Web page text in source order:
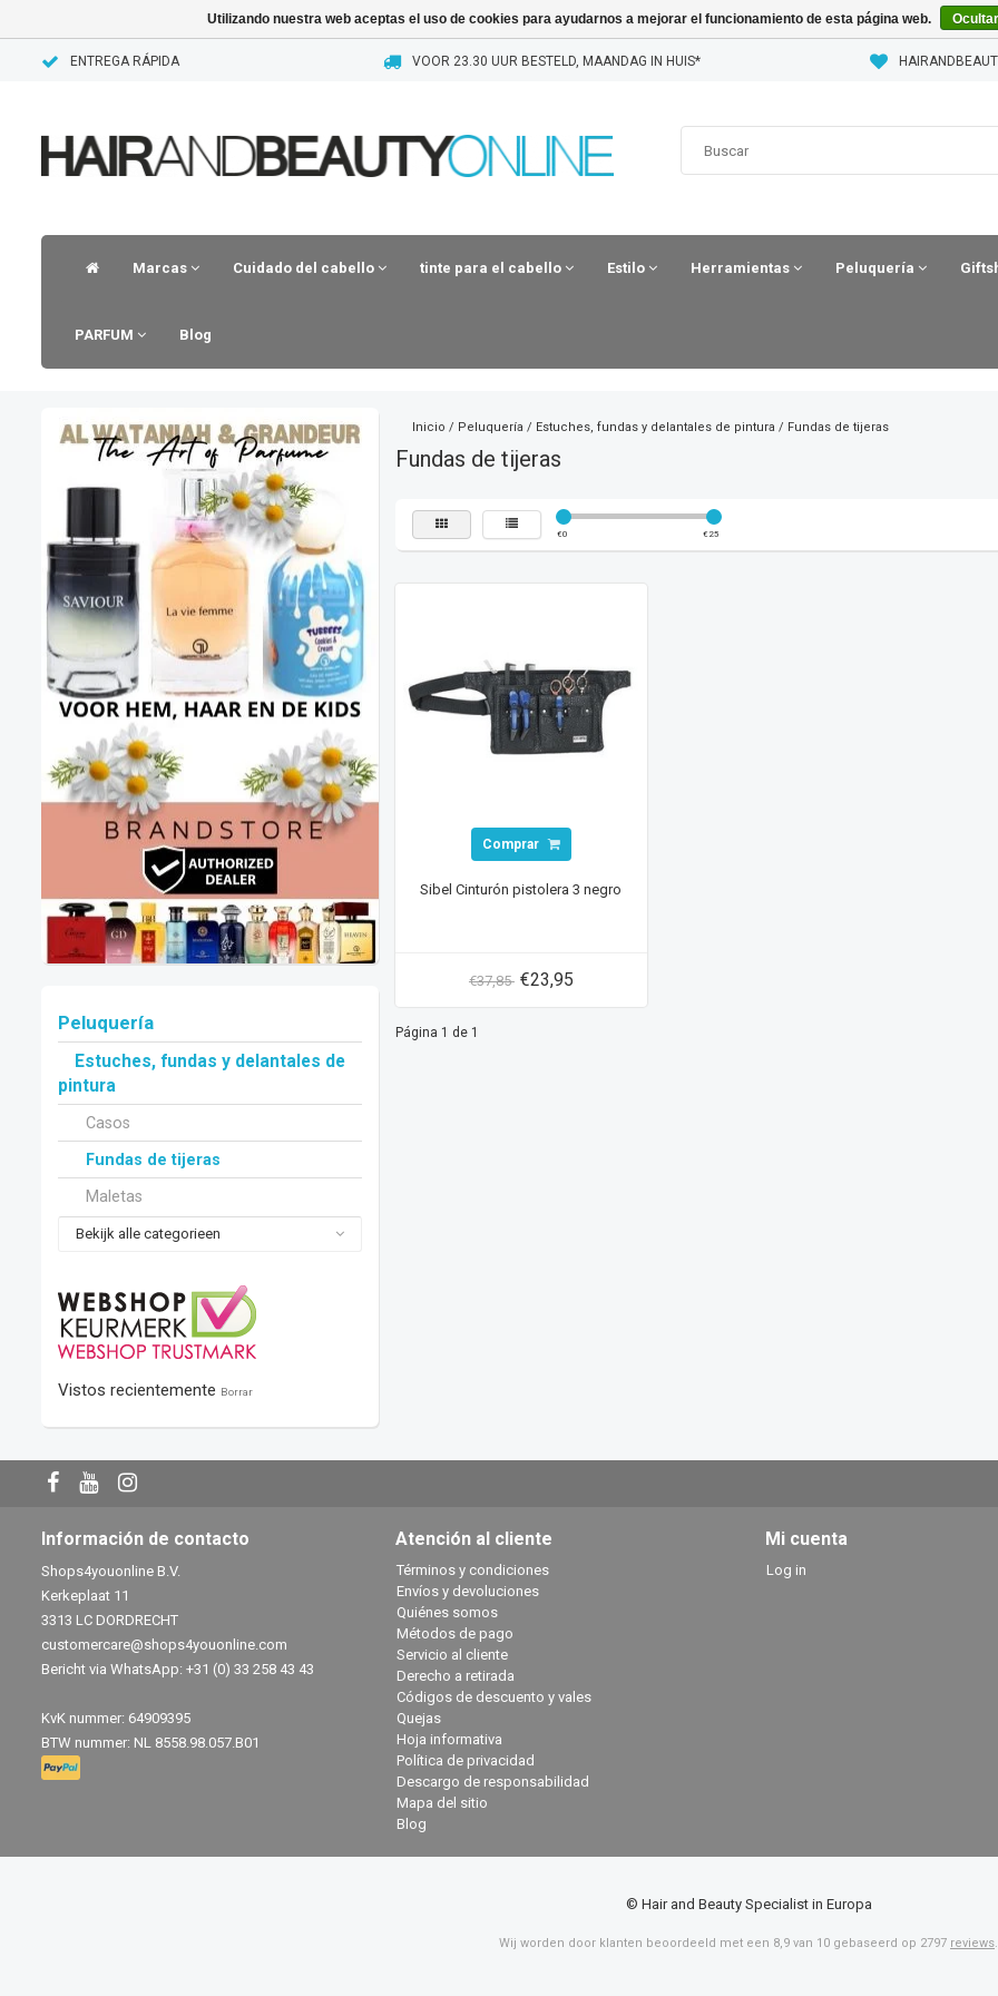
ENTREGA RÁPIDA VOOR 23.30 UUR BESTELD, MAANDAG IN HUIS*
Marcas Cuidado del cabello tinte para el cabello Estilo Herramientas Peluquería
PARFUM Blog
Peluquería
Estuches, fundas y delantales de
pintura
Casos
Fundas de tijeras
Maletas
Bekijk alle categorieen
Vistos recientemente Borrar
Inicio / Peluquería / Estuches, fundas y delantales de pintura / Fundas de tijeras
Fundas de tijeras
€0 € 25
Comprar
Sibel Cinturón pistolera 3 negro
€37,85 €23,95
Página 1 de 1
Información de contacto
Shops4youonline B.V.
Kerkeplaat 11
3313 LC DORDRECHT
customercare@shops4youonline.com
Bericht via WhatsApp: +31 (0) 33 258 43 43
KvK nummer: 64909395
BTW nummer: NL 8558.98.057.B01
Atención al cliente
Términos y condiciones
Envíos y devoluciones
Quiénes somos
Métodos de pago
Servicio al cliente
Derecho a retirada
Códigos de descuento y vales
Quejas
Hoja informativa
Política de privacidad
Descargo de responsabilidad
Mapa del sitio
Blog
Mi cuenta
Log in
© Hair and Beauty Specialist in Europa
Wij worden door klanten beoordeeld met een 8,9 van 10 gebaseerd op 2797 reviews.
Utilizando nuestra web aceptas el uso de cookies para ayudarnos a mejorar el funcionamiento de esta página web.